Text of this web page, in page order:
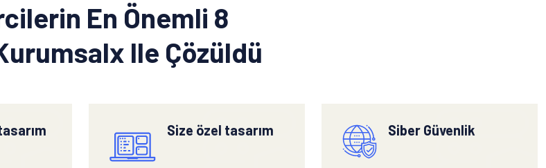
En Önemli 8
Ile Çözüldü
Size özel tasarım Siber Güvenlik